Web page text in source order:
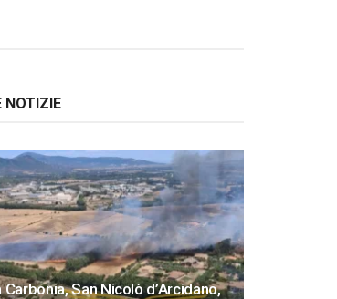
NOTIZIE
Carbonia, San Nicolò d’Arcidano,